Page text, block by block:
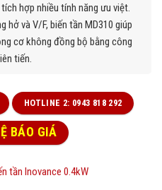
hợp nhiều tính năng ưu việt.
hở và V/F, biến tần MD310 giúp
cơ không đồng bộ bằng công
tiến.
HOTLINE 2: 0943 818 292
BÁO GIÁ
tần Inovance 0.4kW